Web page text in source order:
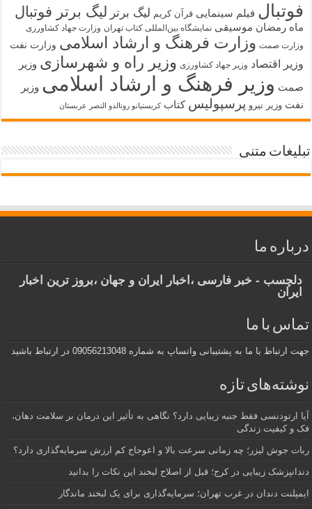
فوتبال فیلم سینمایی قرآن کریم لیگ برتر لیگ برتر فوتبال
ماه رمضان موسیقی نمایشگاه بین‌المللی کتاب تهران وزارت جهاد کشاورزی
وزارت صمت وزارت فرهنگ و ارشاد اسلامی وزارت نفت
وزیر اقتصاد وزیر جهاد کشاورزی وزیر راه و شهرسازی وزیر
صمت وزیر فرهنگ و ارشاد اسلامی وزیر
نفت وزیر نیرو پرسپولیس کتاب کریستیانو رونالدو النصر عربستان
تبلیغات متنی
درباره ما
دلچسب - خبر فارسی ،اخبار ایران و جهان ،بروز ترین اخبار
ایران
تماس با ما
جهت ارتباط با ما به پشتیبانی واتساپ به شماره 09056213048 در ارتباط باشید
نوشته‌های تازه
آیا ارتودنسی فقط جنبه زیبایی دارد؟ نگاهی به تأثیر این درمان بر سلامت دهان،
فک و کیفیت زندگی
ربات جوش لیزر؛ چه زمانی سرعت بالا و اعوجاج کم ارزش سرمایه‌گذاری دارد؟
دندانپزشک زیبایی در کرج؛ قبل از اصلاح لبخند این نکات را بدانید
ایمپلنت دندان در غرب تهران؛ سرمایه‌گذاری برای یک لبخند ماندگار